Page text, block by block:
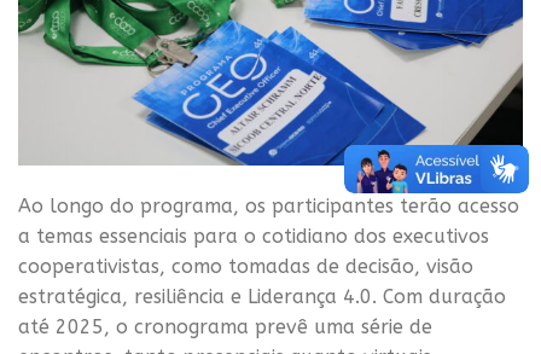
Ao longo do programa, os participantes terão acesso
a temas essenciais para o cotidiano dos executivos
cooperativistas, como tomadas de decisão, visão
estratégica, resiliência e Liderança 4.0. Com duração
até 2025, o cronograma prevê uma série de